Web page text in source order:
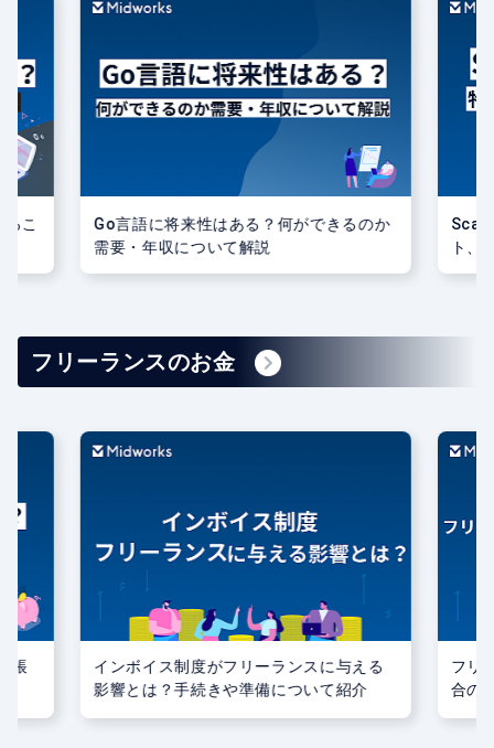
か
Scalaの将来性とは？特徴や使うメリッ
ト、学ぶ方法、注意点を紹介
Unity
いる
フリーランスのお金
る
フリーランスが源泉徴収されなかった場
合の対処法とは？基礎知識・納税のポイ
業務
確定